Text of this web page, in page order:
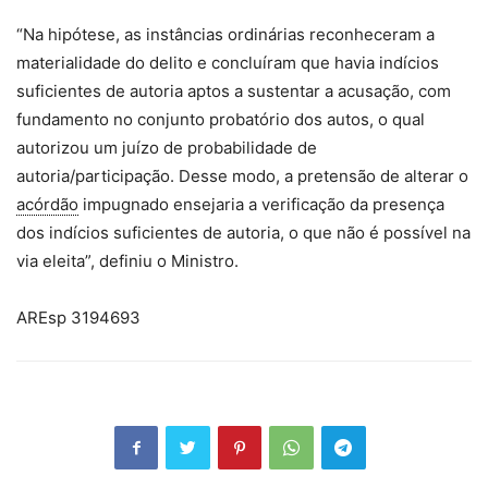
“Na hipótese, as instâncias ordinárias reconheceram a
materialidade do delito e concluíram que havia indícios
suficientes de autoria aptos a sustentar a acusação, com
fundamento no conjunto probatório dos autos, o qual
autorizou um juízo de probabilidade de
autoria/participação. Desse modo, a pretensão de alterar o
acórdão impugnado ensejaria a verificação da presença
dos indícios suficientes de autoria, o que não é possível na
via eleita”, definiu o Ministro.
AREsp 3194693